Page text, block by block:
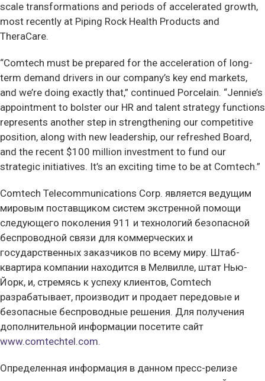
scale transformations and periods of accelerated growth,
most recently at Piping Rock Health Products and
TheraCare.
“Comtech must be prepared for the acceleration of long-
term demand drivers in our company’s key end markets,
and we’re doing exactly that,” continued Porcelain. “Jennie’s
appointment to bolster our HR and talent strategy functions
represents another step in strengthening our competitive
position, along with new leadership, our refreshed Board,
and the recent $100 million investment to fund our
strategic initiatives. It’s an exciting time to be at Comtech.”
Comtech Telecommunications Corp. является ведущим
мировым поставщиком систем экстренной помощи
следующего поколения 911 и технологий безопасной
беспроводной связи для коммерческих и
государственных заказчиков по всему миру. Штаб-
квартира компании находится в Мелвилле, штат Нью-
Йорк, и, стремясь к успеху клиентов, Comtech
разрабатывает, производит и продает передовые и
безопасные беспроводные решения. Для получения
дополнительной информации посетите сайт
www.comtechtel.com.
Определенная информация в данном пресс-релизе